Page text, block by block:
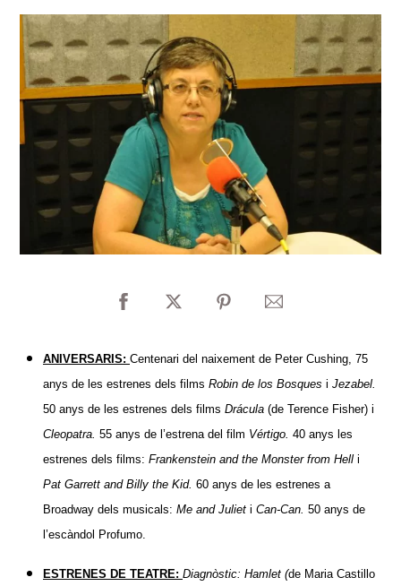
ANIVERSARIS: Centenari del naixement de Peter Cushing, 75
anys de les estrenes dels films Robin de los Bosques i Jezabel.
50 anys de les estrenes dels films Drácula (de Terence Fisher) i
Cleopatra. 55 anys de l’estrena del film Vértigo. 40 anys les
estrenes dels films: Frankenstein and the Monster from Hell i
Pat Garrett and Billy the Kid. 60 anys de les estrenes a
Broadway dels musicals: Me and Juliet i Can-Can. 50 anys de
l’escàndol Profumo.
ESTRENES DE TEATRE: Diagnòstic: Hamlet (de Maria Castillo